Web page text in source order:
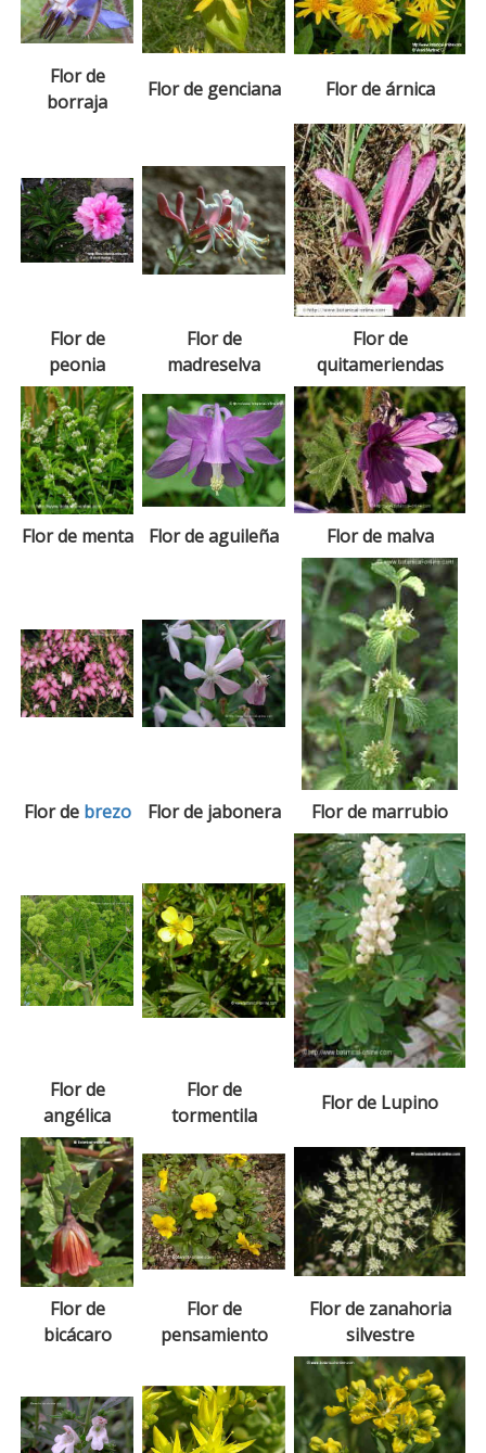
Flor de
borraja
Flor de genciana Flor de árnica
Flor de
peonia
Flor de
madreselva
Flor de
quitameriendas
Flor de menta Flor de aguileña Flor de malva
Flor de brezo Flor de jabonera Flor de marrubio
Flor de
angélica
Flor de
tormentila
Flor de Lupino
Flor de
bicácaro
Flor de
pensamiento
Flor de zanahoria
silvestre